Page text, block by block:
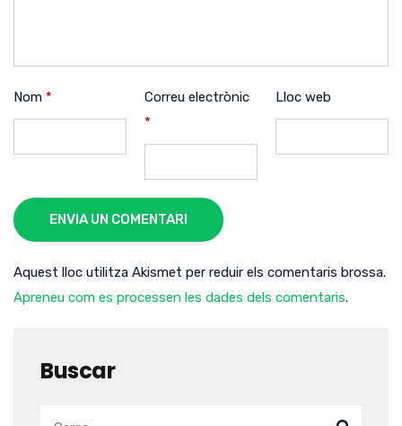
Nom *
Correu electrònic
*
Lloc web
ENVIA UN COMENTARI
Aquest lloc utilitza Akismet per reduir els comentaris brossa.
Apreneu com es processen les dades dels comentaris.
Buscar